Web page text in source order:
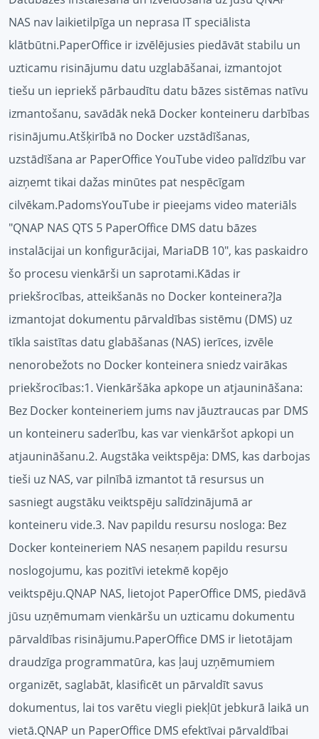
NAS nav laikietilpīga un neprasa IT speciālista
klātbūtni.PaperOffice ir izvēlējusies piedāvāt stabilu un
uzticamu risinājumu datu uzglabāšanai, izmantojot
tiešu un iepriekš pārbaudītu datu bāzes sistēmas natīvu
izmantošanu, savādāk nekā Docker konteineru darbības
risinājumu.Atšķirībā no Docker uzstādīšanas,
uzstādīšana ar PaperOffice YouTube video palīdzību var
aizņemt tikai dažas minūtes pat nespēcīgam
cilvēkam.PadomsYouTube ir pieejams video materiāls
"QNAP NAS QTS 5 PaperOffice DMS datu bāzes
instalācijai un konfigurācijai, MariaDB 10", kas paskaidro
šo procesu vienkārši un saprotami.Kādas ir
priekšrocības, atteikšanās no Docker konteinera?Ja
izmantojat dokumentu pārvaldības sistēmu (DMS) uz
tīkla saistītas datu glabāšanas (NAS) ierīces, izvēle
nenorobežots no Docker konteinera sniedz vairākas
priekšrocības:1. Vienkāršāka apkope un atjaunināšana:
Bez Docker konteineriem jums nav jāuztraucas par DMS
un konteineru saderību, kas var vienkāršot apkopi un
atjaunināšanu.2. Augstāka veiktspēja: DMS, kas darbojas
tieši uz NAS, var pilnībā izmantot tā resursus un
sasniegt augstāku veiktspēju salīdzinājumā ar
konteineru vide.3. Nav papildu resursu nosloga: Bez
Docker konteineriem NAS nesaņem papildu resursu
noslogojumu, kas pozitīvi ietekmē kopējo
veiktspēju.QNAP NAS, lietojot PaperOffice DMS, piedāvā
jūsu uzņēmumam vienkāršu un uzticamu dokumentu
pārvaldības risinājumu.PaperOffice DMS ir lietotājam
draudzīga programmatūra, kas ļauj uzņēmumiem
organizēt, saglabāt, klasificēt un pārvaldīt savus
dokumentus, lai tos varētu viegli piekļūt jebkurā laikā un
vietā.QNAP un PaperOffice DMS efektīvai pārvaldībai